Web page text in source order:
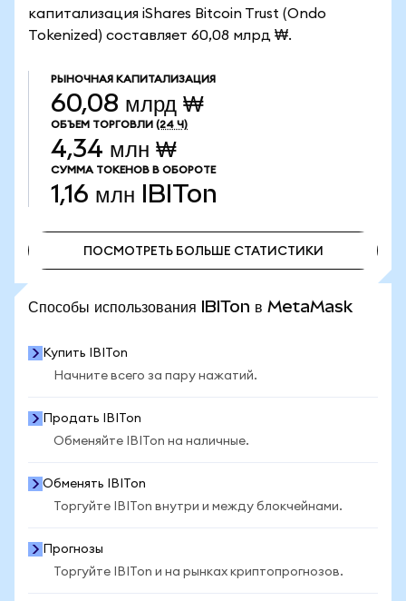
капитализация iShares Bitcoin Trust (Ondo
Tokenized) составляет 60,08 млрд ₩.
РЫНОЧНАЯ КАПИТАЛИЗАЦИЯ
60,08 млрд ₩
ОБЪЕМ ТОРГОВЛИ (24 Ч)
4,34 млн ₩
СУММА ТОКЕНОВ В ОБОРОТЕ
1,16 млн IBITon
ПОСМОТРЕТЬ БОЛЬШЕ СТАТИСТИКИ
Способы использования IBITon в MetaMask
Купить IBITon
Начните всего за пару нажатий.
Продать IBITon
Обменяйте IBITon на наличные.
Обменять IBITon
Торгуйте IBITon внутри и между блокчейнами.
Прогнозы
Торгуйте IBITon и на рынках криптопрогнозов.